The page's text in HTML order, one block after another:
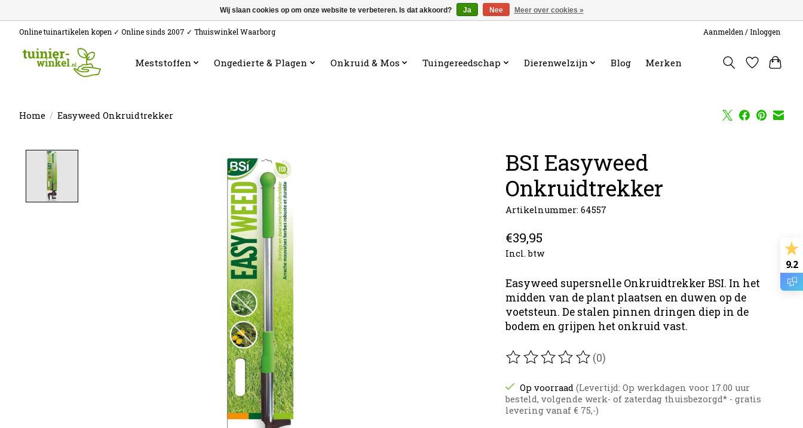
Online tuinartikelen kopen ✓ Online sinds 2007 ✓ Thuiswinkel Waarborg Aanmelden / Inloggen
Meststoffen Ongedierte & Plagen Onkruid & Mos Tuingereedschap Dierenwelzijn Blog Merken
Home / Easyweed Onkruidtrekker
Product image slideshow Items
BSI Easyweed
Onkruidtrekker
Artikelnummer: 64557
€39,95
Incl. btw
Easyweed supersnelle Onkruidtrekker BSI. In het
midden van de plant plaatsen en duwen op de
voetsteun. De stalen pinnen dringen diep in de
bodem en grijpen het onkruid vast.
De beoordeling van dit product is
(0)
Op voorraad (Levertijd: Op werkdagen voor 17.00 uur
besteld, volgende werk- of zaterdag thuisbezorgd* - gratis
levering vanaf € 75,-)
9.2
Wij slaan cookies op om onze website te verbeteren. Is dat akkoord? Ja Nee Meer over cookies »